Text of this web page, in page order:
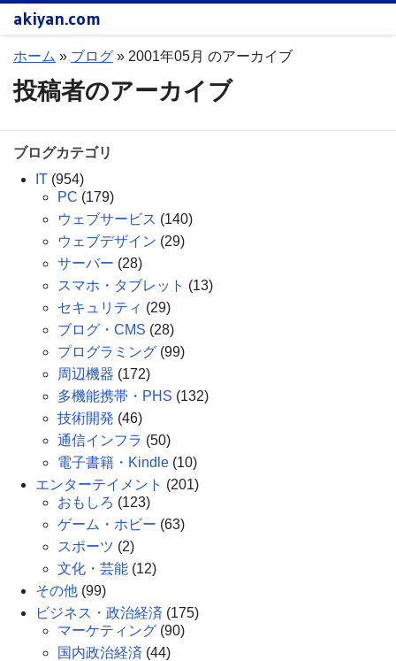
akiyan.com
ホーム » ブログ » 2001年05月 のアーカイブ
投稿者のアーカイブ
ブログカテゴリ
IT (954)
PC (179)
ウェブサービス (140)
ウェブデザイン (29)
サーバー (28)
スマホ・タブレット (13)
セキュリティ (29)
ブログ・CMS (28)
プログラミング (99)
周辺機器 (172)
多機能携帯・PHS (132)
技術開発 (46)
通信インフラ (50)
電子書籍・Kindle (10)
エンターテイメント (201)
おもしろ (123)
ゲーム・ホビー (63)
スポーツ (2)
文化・芸能 (12)
その他 (99)
ビジネス・政治経済 (175)
マーケティング (90)
国内政治経済 (44)